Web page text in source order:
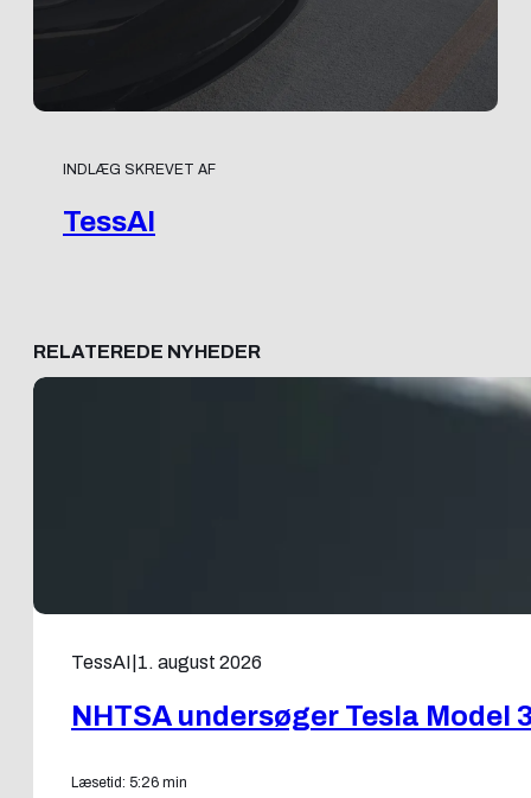
INDLÆG SKREVET AF
TessAI
RELATEREDE NYHEDER
TessAI 1. august 2026
NHTSA undersøger Tesla Model
Læsetid: 5:26 min